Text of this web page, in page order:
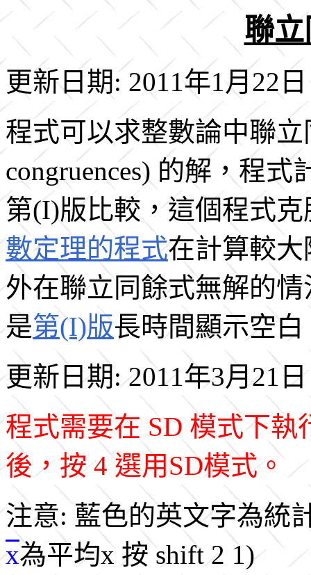
聯
更新日期: 2011年1月22日
程式可以求整數論中聯立
congruences) 的解，程
第(I)版比較，這個程式克
數定理的程式在計算較
外在聯立同餘式無解的
是第(I)版長時間顯示空白
更新日期: 2011年3月21日
程式需要在 SD 模式下
後，按 4 選用SD模式。
注意: 藍色的英文字為統
x為平均x 按 shift 2 1)